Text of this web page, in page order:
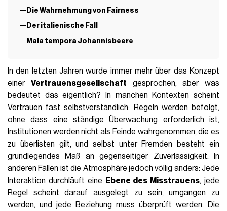
Die Wahrnehmung von Fairness
Der italienische Fall
Mala tempora Johannisbeere
In den letzten Jahren wurde immer mehr über das Konzept
einer Vertrauensgesellschaft gesprochen, aber was
bedeutet das eigentlich? In manchen Kontexten scheint
Vertrauen fast selbstverständlich: Regeln werden befolgt,
ohne dass eine ständige Überwachung erforderlich ist,
Institutionen werden nicht als Feinde wahrgenommen, die es
zu überlisten gilt, und selbst unter Fremden besteht ein
grundlegendes Maß an gegenseitiger Zuverlässigkeit. In
anderen Fällen ist die Atmosphäre jedoch völlig anders: Jede
Interaktion durchläuft eine
Ebene des Misstrauens, jede
Regel scheint darauf ausgelegt zu sein, umgangen zu
werden, und jede Beziehung muss überprüft werden. Die